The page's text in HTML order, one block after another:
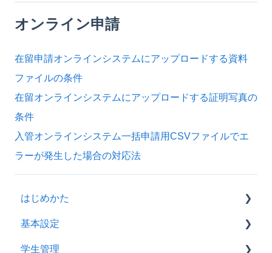
オンライン申請
在留申請オンラインシステムにアップロードする資料
ファイルの条件
在留オンラインシステムにアップロードする証明写真の
条件
入管オンラインシステム一括申請用CSVファイルでエ
ラーが発生した場合の対応法
はじめかた
学校職員向け基本の使い方ガイド
SpeedVisaマニュアル【学校職員用・エージェン
基本設定
設定、推奨環境
学生管理